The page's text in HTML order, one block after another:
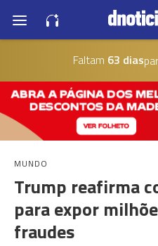
Faltam 63 dias
MUNDO
Trump reafirma
para expor
fraudes